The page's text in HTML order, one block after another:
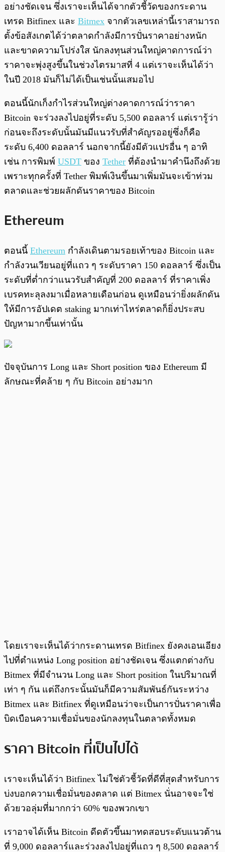
อย่างชัดเจน ซึ่งเราจะเห็นได้จากตัวชี้วัดของกระดาน
เทรด Bitfinex และ Bitmex จากตัวเลขเหล่านี้เราสามารถ
ตั้งข้อสังเกตได้ว่าตลาดกำลังมีการปั่นราคาอย่างหนัก
และขาดความโปร่งใส นักลงทุนส่วนใหญ่คาดการณ์ว่า
ราคาจะพุ่งสูงขึ้นในช่วงไตรมาสที่ 4 แต่เราจะเห็นได้ว่า
ในปี 2018 มันก็ไม่ได้เป็นเช่นนั้นเสมอไป
ตอนนี้นักเก็งกำไรส่วนใหญ่ต่างคาดการณ์ว่าราคา
Bitcoin จะร่วงลงไปอยู่ที่ระดับ 5,500 ดอลลาร์ แต่เรารู้ว่า
ก่อนจะถึงระดับนั้นมันมีแนวรับที่สำคัญรออยู่ซึ่งก็คือ
ระดับ 6,400 ดอลลาร์ นอกจากนี้ยังมีตัวแปรอื่น ๆ อาทิ
เช่น การพิมพ์ USDT ของ Tether ที่ต้องนำมาคำนึงถึงด้วย
เพราะทุกครั้งที่ Tether พิมพ์เงินขึ้นมาเพิ่มมันจะเข้าท่วม
ตลาดและช่วยผลักดันราคาของ Bitcoin
Ethereum
ตอนนี้ Ethereum กำลังเดินตามรอยเท้าของ Bitcoin และ
กำลังวนเวียนอยู่ที่แถว ๆ ระดับราคา 150 ดอลลาร์ ซึ่งเป็น
ระดับที่ต่ำกว่าแนวรับสำคัญที่ 200 ดอลลาร์ ที่ราคาเพิ่ง
เบรคทะลุลงมาเมื่อหลายเดือนก่อน ดูเหมือนว่ายิ่งผลักดัน
ให้มีการอัปเดต staking มากเท่าไหร่ตลาดก็ยิ่งประสบ
ปัญหามากขึ้นเท่านั้น
ปัจจุบันการ Long และ Short position ของ Ethereum มี
ลักษณะที่คล้าย ๆ กับ Bitcoin อย่างมาก
โดยเราจะเห็นได้ว่ากระดานเทรด Bitfinex ยังคงเอนเอียง
ไปที่ตำแหน่ง Long position อย่างชัดเจน ซึ่งแตกต่างกับ
Bitmex ที่มีจำนวน Long และ Short position ในปริมาณที่
เท่า ๆ กัน แต่ถึงกระนั้นมันก็มีความสัมพันธ์กันระหว่าง
Bitmex และ Bitfinex ที่ดูเหมือนว่าจะเป็นการปั่นราคาเพื่อ
บิดเบือนความเชื่อมั่นของนักลงทุนในตลาดทั้งหมด
ราคา Bitcoin ที่เป็นไปได้
เราจะเห็นได้ว่า Bitfinex ไม่ใช่ตัวชี้วัดที่ดีที่สุดสำหรับการ
บ่งบอกความเชื่อมั่นของตลาด แต่ Bitmex นั่นอาจจะใช่
ด้วยวอลุ่มที่มากกว่า 60% ของพวกเขา
เราอาจได้เห็น Bitcoin ดีดตัวขึ้นมาทดสอบระดับแนวต้าน
ที่ 9,000 ดอลลาร์และร่วงลงไปอยู่ที่แถว ๆ 8,500 ดอลลาร์